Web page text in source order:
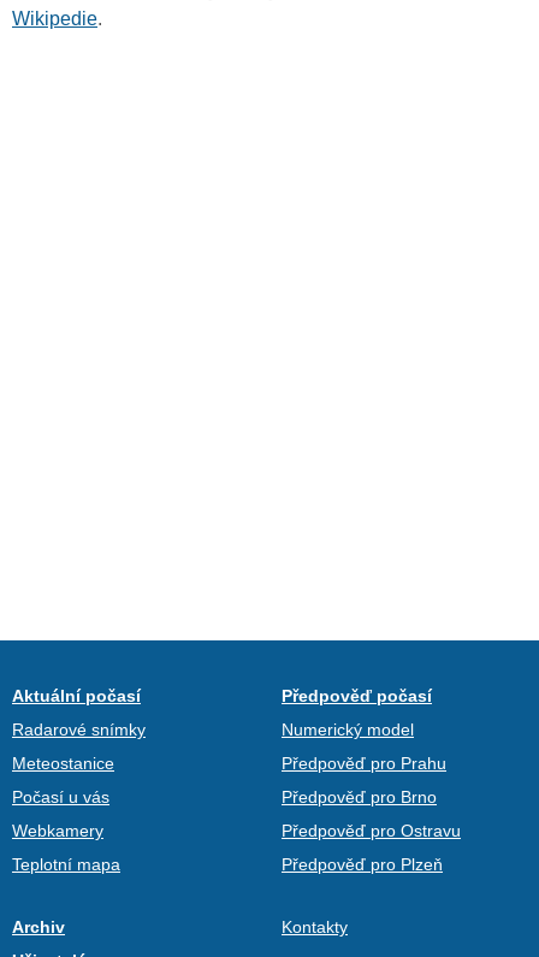
Wikipedie.
Aktuální počasí
Radarové snímky
Meteostanice
Počasí u vás
Webkamery
Teplotní mapa
Předpověď počasí
Numerický model
Předpověď pro Prahu
Předpověď pro Brno
Předpověď pro Ostravu
Předpověď pro Plzeň
Archiv
Kontakty